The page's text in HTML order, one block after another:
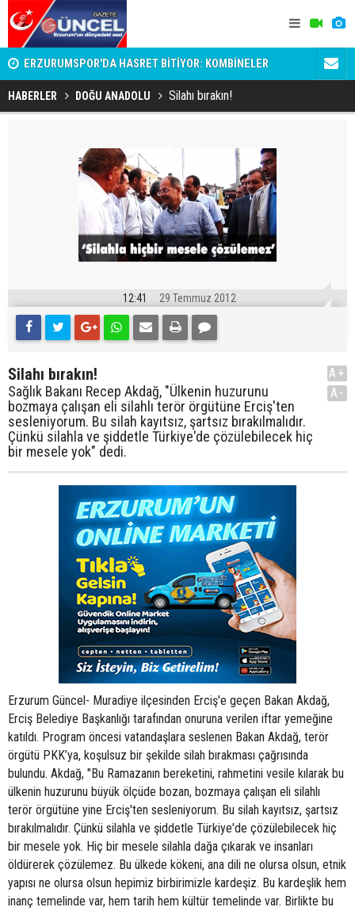
ERZURUMSPOR'DA HASRET BİTİYOR: KOMBİNELER
SATIŞA ÇIKIYOR!
HABERLER DOĞU ANADOLU Silahı bırakın!
12:41 29 Temmuz 2012
Silahı bırakın!
Sağlık Bakanı Recep Akdağ, "Ülkenin huzurunu
bozmaya çalışan eli silahlı terör örgütüne Erciş'ten
sesleniyorum. Bu silah kayıtsız, şartsız bırakılmalıdır.
Çünkü silahla ve şiddetle Türkiye'de çözülebilecek hiç
bir mesele yok" dedi.
A+
A-
Erzurum Güncel- Muradiye ilçesinden Erciş'e geçen Bakan Akdağ,
Erciş Belediye Başkanlığı tarafından onuruna verilen iftar yemeğine
katıldı. Program öncesi vatandaşlara seslenen Bakan Akdağ, terör
örgütü PKK’ya, koşulsuz bir şekilde silah bırakması çağrısında
bulundu. Akdağ, "Bu Ramazanın bereketini, rahmetini vesile kılarak bu
ülkenin huzurunu büyük ölçüde bozan, bozmaya çalışan eli silahlı
terör örgütüne yine Erciş'ten sesleniyorum. Bu silah kayıtsız, şartsız
bırakılmalıdır. Çünkü silahla ve şiddetle Türkiye'de çözülebilecek hiç
bir mesele yok. Hiç bir mesele silahla dağa çıkarak ve insanları
öldürerek çözülemez. Bu ülkede kökeni, ana dili ne olursa olsun, etnik
yapısı ne olursa olsun hepimiz birbirimizle kardeşiz. Bu kardeşlik hem
inanç temelinde var, hem tarih hem kültür temelinde var. Birlikte bu